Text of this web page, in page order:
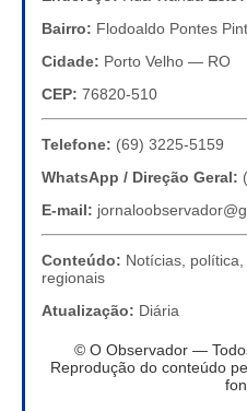
Bairro: Flodoaldo Pontes
Cidade: Porto Velho — RO
CEP: 76820-510
Telefone: (69) 3225-5159
WhatsApp / Direção Geral:
E-mail:
Conteúdo: Notícias,
regionais
Atualização: Diária
© O Observador —
Reprodução do conteúdo